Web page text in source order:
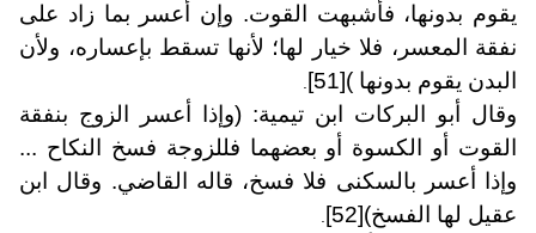
يقوم بدونها، فأشبهت القوت. وإن أعسر بما زاد على
نفقة المعسر، فلا خيار لها؛ لأنها تسقط بإعساره، ولأن
البدن يقوم بدونها )[51]
وقال أبو البركات ابن تيمية: (وإذا أعسر الزوج بنفقة
القوت أو الكسوة أو بعضهما فللزوجة فسخ النكاح ...
وإذا أعسر بالسكنى فلا فسخ، قاله القاضي. وقال ابن
عقيل لها الفسخ)[52]